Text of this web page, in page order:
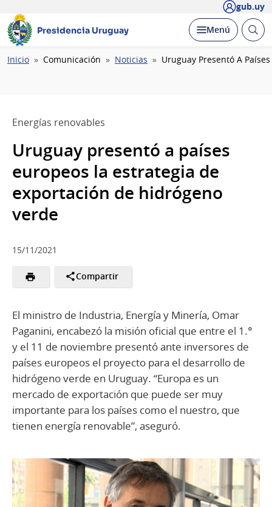
gub.uy
Presidencia Uruguay Desplegar
Menú Abrir
Ruta
Inicio Comunicación Noticias Uruguay Presentó A
Energías renovables
Uruguay presentó a países
europeos la estrategia de
exportación de hidrógeno
verde
15/11/2021
Compartir
El ministro de Industria, Energía y Minería, Omar
Paganini, encabezó la misión oficial que entre el 1.°
y el 11 de noviembre presentó ante inversores de
países europeos el proyecto para el desarrollo de
hidrógeno verde en Uruguay. “Europa es un
mercado de exportación que puede ser muy
importante para los países como el nuestro, que
tienen energía renovable”, aseguró.